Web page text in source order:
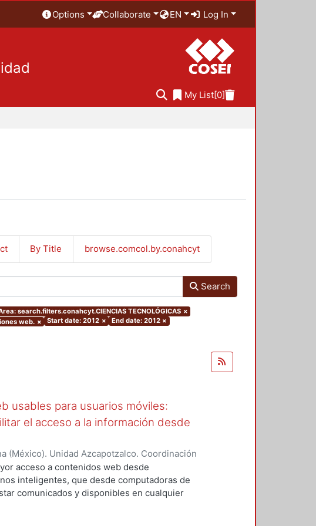
Options Collaborate EN Log In
My List[0]
By Title browse.comcol.by.conahcyt
Search
search.filters.conahcyt.CIENCIAS TECNOLÓGICAS ×
web. × Start date: 2012 × End date: 2012 ×
usables para usuarios móviles:
el acceso a la información desde
(México). Unidad Azcapotzalco. Coordinación
)Granados García, Araceli
acceso a contenidos web desde
inteligentes, que desde computadoras de
comunicados y disponibles en cualquier